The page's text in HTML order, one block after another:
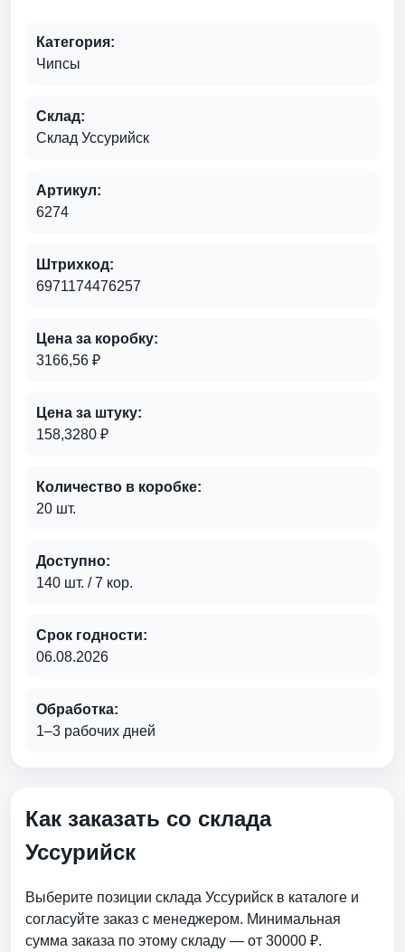
Категория:
Чипсы
Склад:
Склад Уссурийск
Артикул:
6274
Штрихкод:
6971174476257
Цена за коробку:
3166,56 ₽
Цена за штуку:
158,3280 ₽
Количество в коробке:
20 шт.
Доступно:
140 шт. / 7 кор.
Срок годности:
06.08.2026
Обработка:
1–3 рабочих дней
Как заказать со склада
Уссурийск
Выберите позиции склада Уссурийск в каталоге и
согласуйте заказ с менеджером. Минимальная
сумма заказа по этому складу — от 30000 ₽.